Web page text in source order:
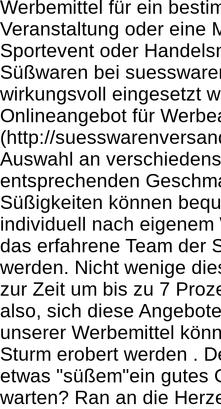
Werbemittel für ein
Veranstaltung oder eine
Sportevent oder
Süßwaren bei
wirkungsvoll eingesetzt
Onlineangebot für
(http://
Auswahl an
entsprechenden
Süßigkeiten können
individuell nach
das erfahrene Team der
werden. Nicht wenige
zur Zeit um bis zu 7
also, sich diese
unserer Werbemittel
Sturm erobert werden .
etwas "süßem"ein gutes
warten? Ran an die